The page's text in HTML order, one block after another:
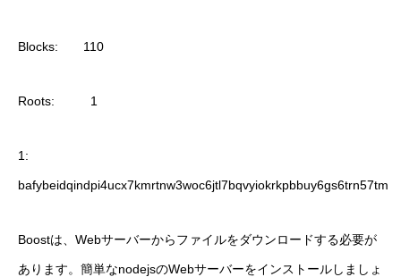
Blocks: 110
Roots: 1
1:
bafybeidqindpi4ucx7kmrtnw3woc6jtl7bqvyiokrkpbbuy6gs6trn57tm
Boostは、Webサーバーからファイルをダウンロードする必要が
あります。簡単なnodejsのWebサーバーをインストールしましょ